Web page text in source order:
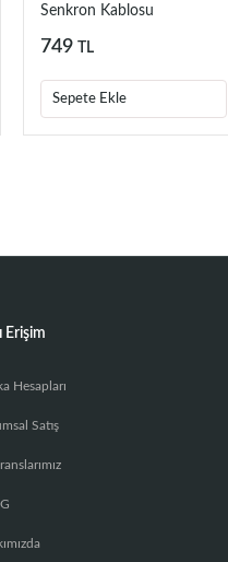
Senkron Kablosu
749 TL
Sepete Ekle
Erişim
Hesapları
Satış